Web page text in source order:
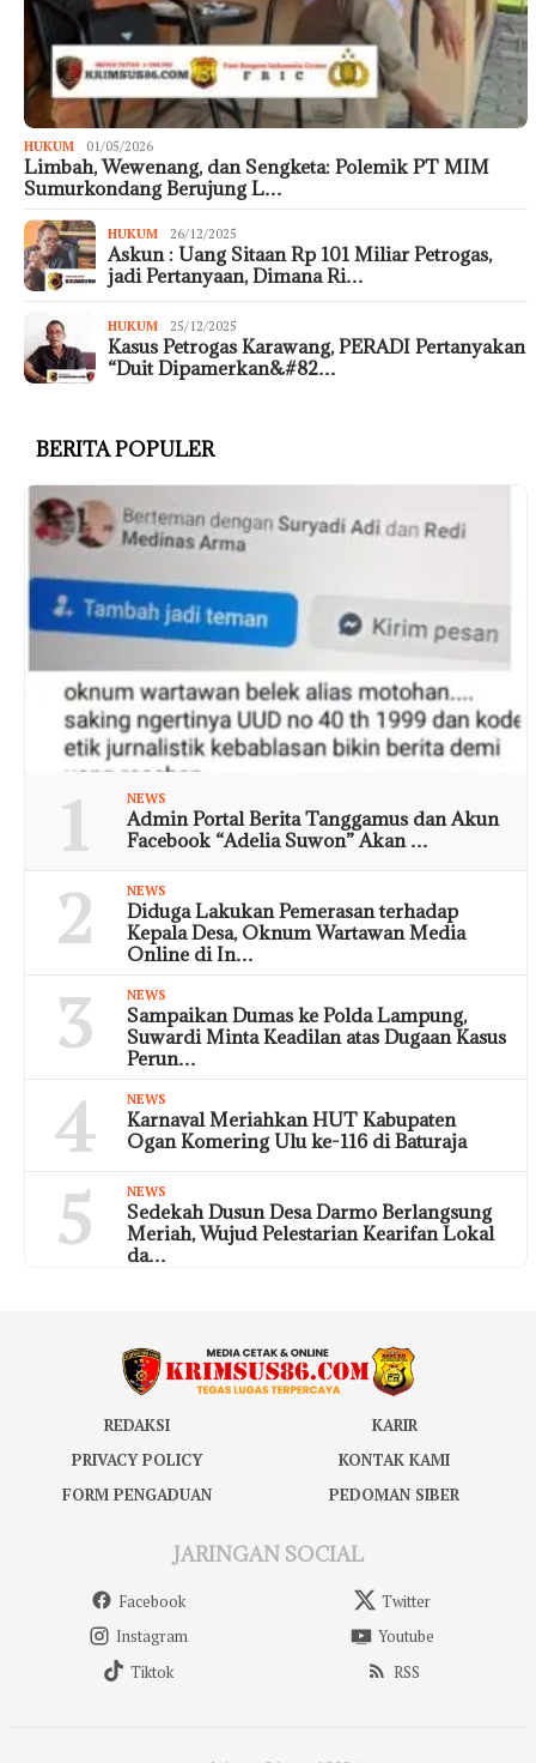
HUKUM 01/05/2026
Limbah, Wewenang, dan Sengketa: Polemik PT MIM
Sumurkondang Berujung L…
HUKUM 26/12/2025
Askun : Uang Sitaan Rp 101 Miliar Petrogas,
jadi Pertanyaan, Dimana Ri…
HUKUM 25/12/2025
Kasus Petrogas Karawang, PERADI Pertanyakan
“Duit Dipamerkan&#82…
BERITA POPULER
1 NEWS
Admin Portal Berita Tanggamus dan Akun
Facebook “Adelia Suwon” Akan …
2 NEWS
Diduga Lakukan Pemerasan terhadap
Kepala Desa, Oknum Wartawan Media
Online di In…
3 NEWS
Sampaikan Dumas ke Polda Lampung,
Suwardi Minta Keadilan atas Dugaan Kasus
Perun…
4 NEWS
Karnaval Meriahkan HUT Kabupaten
Ogan Komering Ulu ke-116 di Baturaja
5 NEWS
Sedekah Dusun Desa Darmo Berlangsung
Meriah, Wujud Pelestarian Kearifan Lokal
da…
REDAKSI
KARIR
PRIVACY POLICY
KONTAK KAMI
FORM PENGADUAN
PEDOMAN SIBER
JARINGAN SOCIAL
Facebook
Twitter
Instagram
Youtube
Tiktok
RSS